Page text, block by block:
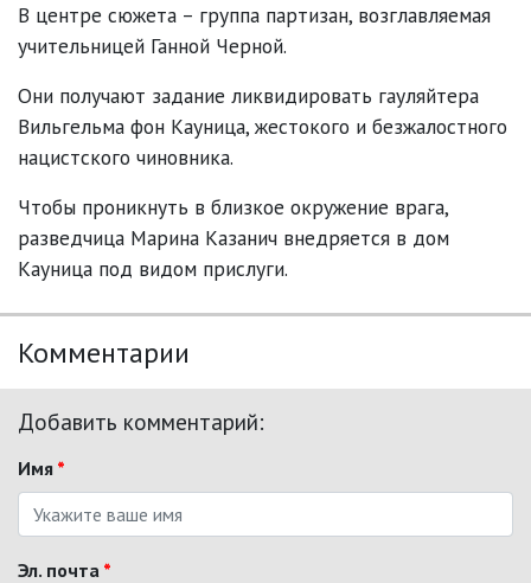
В центре сюжета – группа партизан, возглавляемая
учительницей Ганной Черной.
Они получают задание ликвидировать гауляйтера
Вильгельма фон Кауница, жестокого и безжалостного
нацистского чиновника.
Чтобы проникнуть в близкое окружение врага,
разведчица Марина Казанич внедряется в дом
Кауница под видом прислуги.
Комментарии
Добавить комментарий:
Имя *
Эл. почта *